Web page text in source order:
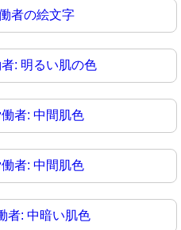
者の絵文字
: 明るい肌の色
者: 中間肌色
者: 中間肌色
者: 中暗い肌色